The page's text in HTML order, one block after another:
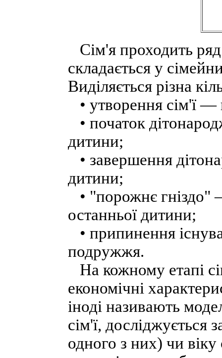
Сім'я проходить ряд
складається у
Виділяється різна
• утворення сім'ї
• початок
дитини;
• завершення
дитини;
• "порожнє гніздо"
останньої дитини;
• припинення
подружжя.
На кожному етапі
економічні
іноді називають
сім'ї,
одного з них) чи віку